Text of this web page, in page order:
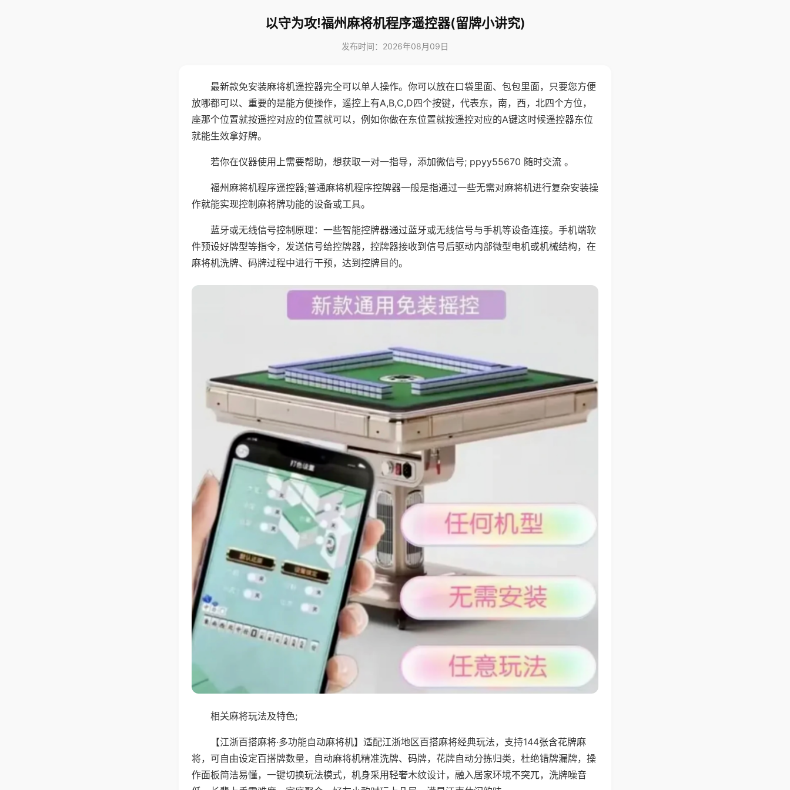
以守为攻!福州麻将机程序遥控器(留牌小讲究)
发布时间：2026年08月09日
最新款免安装麻将机遥控器完全可以单人操作。你可以放在口袋里面、包包里面，只要您方便
放哪都可以、重要的是能方便操作，遥控上有A,B,C,D四个按键，代表东，南，西，北四个方位，
座那个位置就按遥控对应的位置就可以，例如你做在东位置就按遥控对应的A键这时候遥控器东位
就能生效拿好牌。
若你在仪器使用上需要帮助，想获取一对一指导，添加微信号; ppyy55670 随时交流 。
福州麻将机程序遥控器;普通麻将机程序控牌器一般是指通过一些无需对麻将机进行复杂安装操
作就能实现控制麻将牌功能的设备或工具。
蓝牙或无线信号控制原理：一些智能控牌器通过蓝牙或无线信号与手机等设备连接。手机端软
件预设好牌型等指令，发送信号给控牌器，控牌器接收到信号后驱动内部微型电机或机械结构，在
麻将机洗牌、码牌过程中进行干预，达到控牌目的。
相关麻将玩法及特色;
【江浙百搭麻将·多功能自动麻将机】适配江浙地区百搭麻将经典玩法，支持144张含花牌麻
将，可自由设定百搭牌数量，自动麻将机精准洗牌、码牌，花牌自动分拣归类，杜绝错牌漏牌，操
作面板简洁易懂，一键切换玩法模式，机身采用轻奢木纹设计，融入居家环境不突兀，洗牌噪音